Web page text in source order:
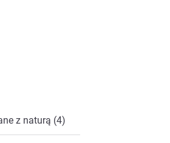
z naturą (4)